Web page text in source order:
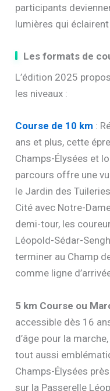
participants
lumières qui
Les formats de
L’édition 2025
les niveaux :
Course de 10 km :
ans et plus, cette
Champs-Élysées et
parcours offre une
le Jardin des
Cité avec Notre-
demi-tour, les
Léopold-Sédar-
terminer au Champ
comme ligne
5 km Course ou
accessible dès 16
d’âge pour la
tout aussi
Champs-Élysées
sur la Passerelle